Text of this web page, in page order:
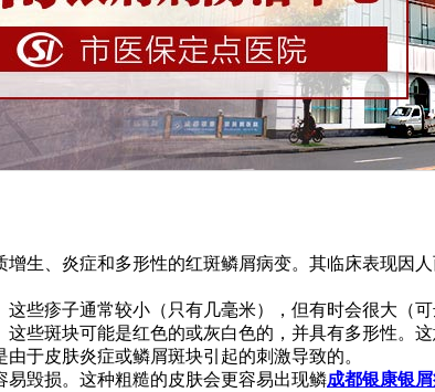
生、炎症和多形性的红斑鳞屑病变。其临床表现因
些疹子通常较小（只有几毫米），但有时会很大（
些斑块可能是红色的或灰白色的，并具有多形性。
于皮肤炎症或鳞屑斑块引起的刺激导致的。
毁损。这种粗糙的皮肤会更容易出现鳞成都银康银